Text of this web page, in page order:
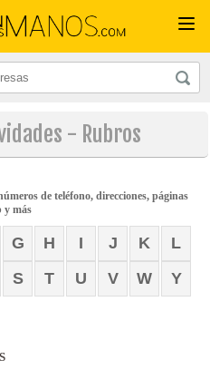
- Rubros
de teléfono, direcciones, páginas
y más
G H I J K
L
S T U V W
Y